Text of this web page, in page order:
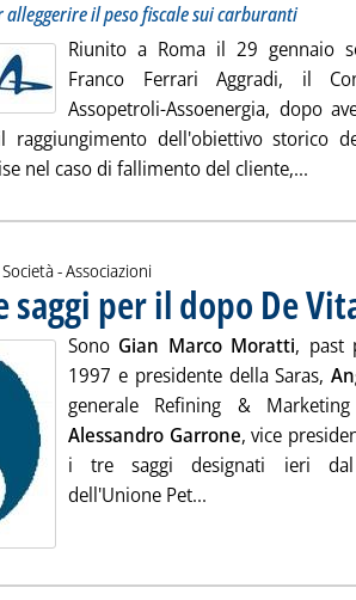
alleggerire il peso fiscale sui carburanti
Riunito a Roma il 29 gennaio
Franco Ferrari Aggradi, il
Assopetroli-Assoenergia, dopo
raggiungimento dell'obiettivo storico
nel caso di fallimento del cliente,...
- Associazioni
per il dopo De
Sono Gian Marco Moratti, past
1997 e presidente della Saras,
generale Refining &
Alessandro Garrone, vice
i tre saggi designati ieri dal
dell'Unione Pet...